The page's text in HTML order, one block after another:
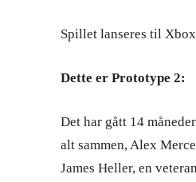
Spillet lanseres til
Dette er Prototype 2:
Det har gått 14
alt sammen, Alex
James Heller, en